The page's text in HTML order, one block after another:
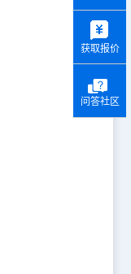
获取报价
问答社区